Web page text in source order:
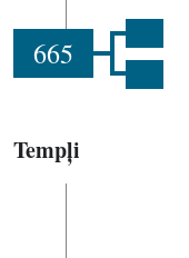
665
Tempļi